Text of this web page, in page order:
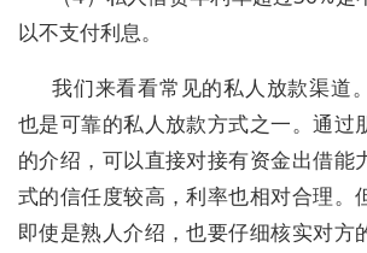
以不支付利息。
我们来看看常见的私人放款渠道
也是可靠的私人放款方式之一。通过
的介绍，可以直接对接有资金出借能
式的信任度较高，利率也相对合理。
即使是熟人介绍，也要仔细核实对方